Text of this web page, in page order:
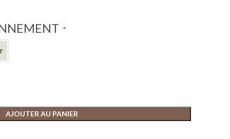
*
AJOUTER AU PANIER